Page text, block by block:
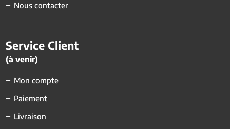
Nous contacter
Service Client
(à venir)
Mon compte
Paiement
Livraison